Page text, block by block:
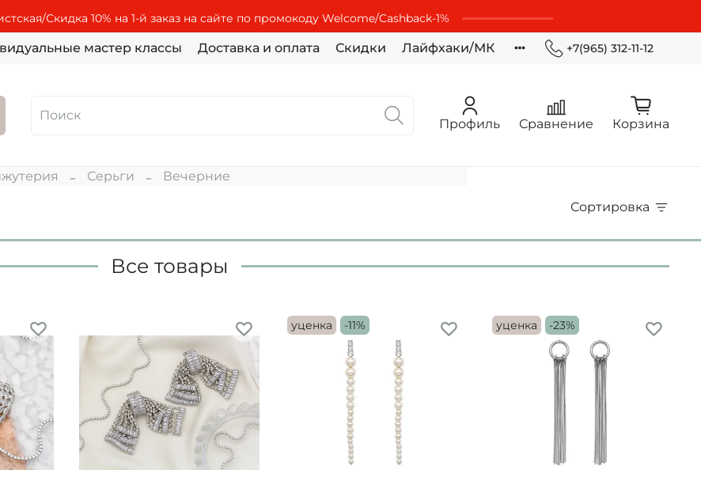
Скидка 10% на 1-й заказ на сайте по промокоду Welcome/Cashbaсk-1%
мастер классы Доставка и оплата Скидки Лайфхаки/МК +7(965) 312-11-12
Профиль Сравнение Корзина
Серьги Вечерние
Сортировка
Все товары
уценка -11% уценка -23%